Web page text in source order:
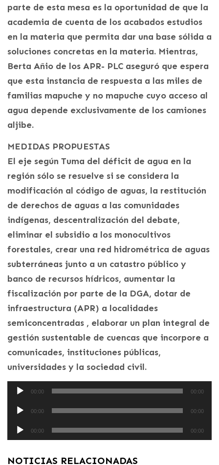
parte de esta mesa es la oportunidad de que la
academia de cuenta de los acabados estudios
en la materia que permita dar una base sólida a
soluciones concretas en la materia. Mientras,
Berta Añio de los APR- PLC aseguró que espera
que esta instancia de respuesta a las miles de
familias mapuche y no mapuche cuyo acceso al
agua depende exclusivamente de los camiones
aljibe.
MEDIDAS PROPUESTAS
El eje según Tuma del déficit de agua en la
región sólo se resuelve si se considera la
modificación al código de aguas, la restitución
de derechos de aguas a las comunidades
indígenas, descentralización del debate,
eliminar el subsidio a los monocultivos
forestales, crear una red hidrométrica de aguas
subterráneas junto a un catastro público y
banco de recursos hídricos, aumentar la
fiscalización por parte de la DGA, dotar de
infraestructura (APR) a localidades
semiconcentradas , elaborar un plan integral de
gestión sustentable de cuencas que incorpore a
comunicades, instituciones públicas,
universidades y la sociedad civil.
Reproductor
audio
00:00 00:00
Reproductor
audio
00:00 00:00
Reproductor
00:00 00:00
NOTICIAS RELACIONADAS